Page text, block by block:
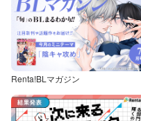
Renta!BLマガジン